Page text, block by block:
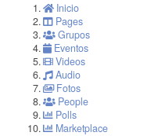
Inicio
Pages
Grupos
Eventos
Videos
Audio
Fotos
People
Polls
Marketplace